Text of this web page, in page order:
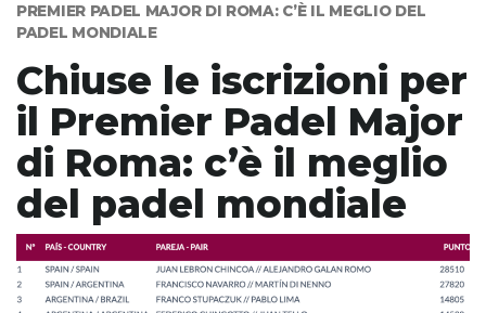
PREMIER PADEL MAJOR DI ROMA: C’È IL MEGLIO DEL
PADEL MONDIALE
Chiuse le iscrizioni per
il Premier Padel Major
di Roma: c’è il meglio
del padel mondiale